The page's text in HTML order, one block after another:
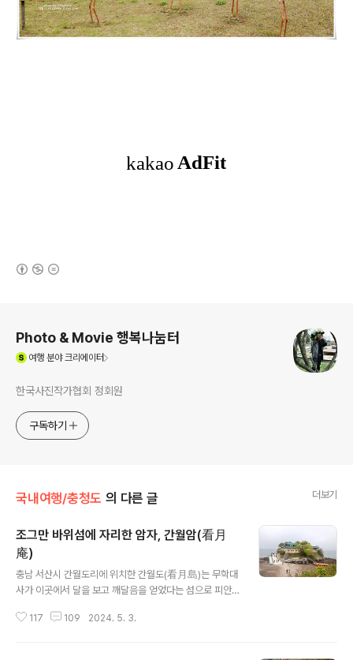
Photo & Movie 행복나눔터
여행분야 크리에이터
한국사진작가협회 정회원
구독하기
국내여행/충청도 의 다른 글 더보기
조그만 바위섬에 자리한 암자, 간월암(看月
庵)
충남 서산시 간월도리에 위치한 간월도(看月島)는 무학대
사가 이곳에서 달을 보고 깨달음을 얻었다는 섬으로 피안
사업으로 인해 간월도 인근에 간척지가 생겨 뭍과 연결되
117 109 2024. 5. 3.